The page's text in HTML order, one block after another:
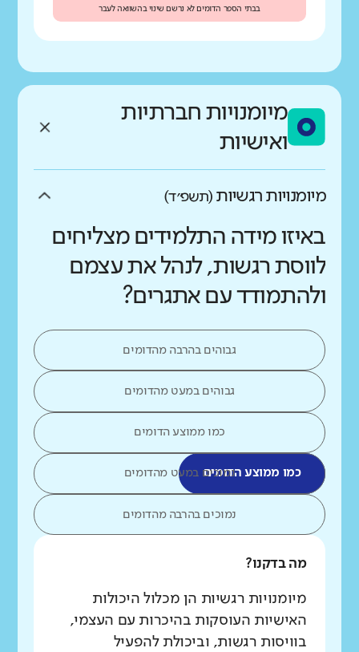
בבתי הספר הדומים לא נרשם שינוי בהשוואה לעבר
מיומנויות חברתיות
ואישיות
מיומנויות רגשיות (תשפ״ד)
באיזו מידה התלמידים מצליחים
לווסת רגשות, לנהל את עצמם
ולהתמודד עם אתגרים?
גבוהים בהרבה מהדומים
גבוהים במעט מהדומים
כמו ממוצע הדומים
כמו ממוצע הדומיםנמוכים במעט מהדומים
נמוכים בהרבה מהדומים
מה בדקנו?
מיומנויות רגשיות הן מכלול היכולות
האישיות העוסקות בהיכרות עם העצמי,
בוויסות רגשות, וביכולת להפעיל